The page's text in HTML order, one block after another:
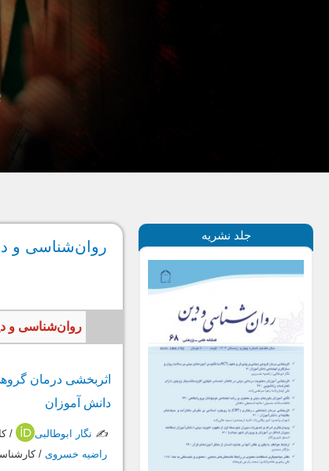
جلد نشریه
روان‌شناسی و دین 68 ، زمستان
روان‌شناسی و دین، سال 1403، جلد هفدهم،
دانش آموزان
✍️ نگار ابوطالبی
/
راضیه خسروی/